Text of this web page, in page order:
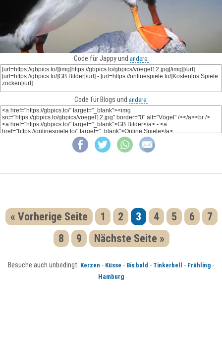
Code für Jappy und andere:
Code für Blogs und andere:
« Vorherige Seite 1 2 3 4 5 6
7
8
9 Nächste Seite »
Besuche auch unbedingt: Kerzen - Küsse - Bis bald - Tinkerbell - Frühling -
Hamburg